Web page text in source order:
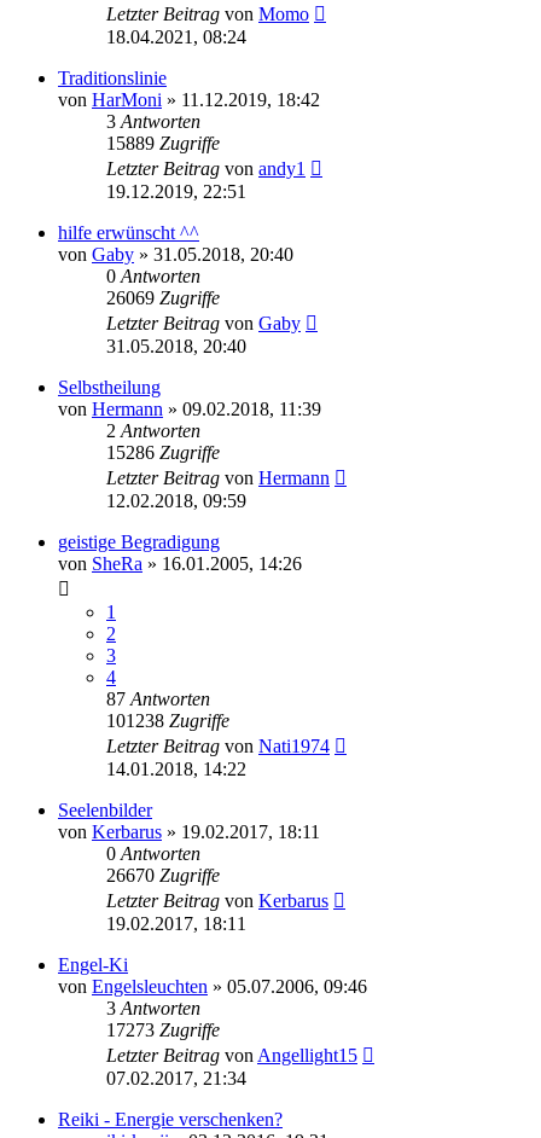
Letzter Beitrag von Momo
18.04.2021, 08:24
Traditionslinie
von HarMoni » 11.12.2019, 18:42
3 Antworten
15889 Zugriffe
Letzter Beitrag von andy1
19.12.2019, 22:51
hilfe erwünscht ^^
von Gaby » 31.05.2018, 20:40
0 Antworten
26069 Zugriffe
Letzter Beitrag von Gaby
31.05.2018, 20:40
Selbstheilung
von Hermann » 09.02.2018, 11:39
2 Antworten
15286 Zugriffe
Letzter Beitrag von Hermann
12.02.2018, 09:59
geistige Begradigung
von SheRa » 16.01.2005, 14:26
1
2
3
4
87 Antworten
101238 Zugriffe
Letzter Beitrag von Nati1974
14.01.2018, 14:22
Seelenbilder
von Kerbarus » 19.02.2017, 18:11
0 Antworten
26670 Zugriffe
Letzter Beitrag von Kerbarus
19.02.2017, 18:11
Engel-Ki
von Engelsleuchten » 05.07.2006, 09:46
3 Antworten
17273 Zugriffe
Letzter Beitrag von Angellight15
07.02.2017, 21:34
Reiki - Energie verschenken?